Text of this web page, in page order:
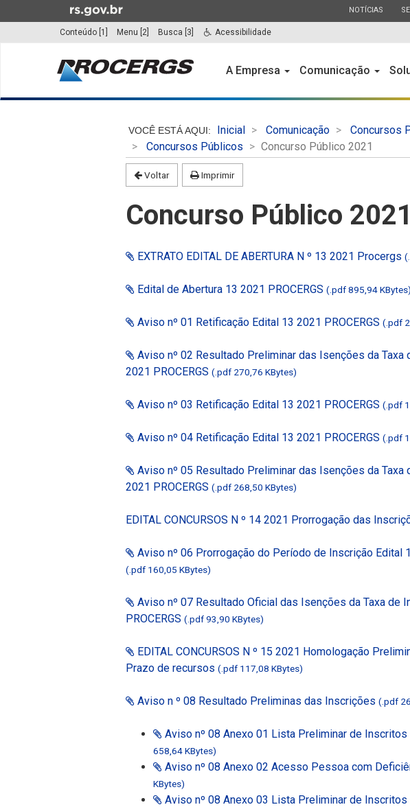
para
o
ESTADO
NOTÍCIAS
Conteúdo [1] Menu [2] Busca [3] Acessibilidade
do
A Empresa Comunicação
Inicial Comunicação
Concursos
Concursos Públicos
Concurso Público 2021
Voltar Imprimir
Concurso Público 2021
EXTRATO EDITAL DE ABERTURA N º 13 2021 Procergs
Edital de Abertura 13 2021 PROCERGS (.pdf 895,94 KBytes)
Aviso nº 01 Retificação Edital 13 2021 PROCERGS (.pdf
Aviso nº 02 Resultado Preliminar das Isenções da Taxa
2021 PROCERGS (.pdf 270,76 KBytes)
Aviso nº 03 Retificação Edital 13 2021 PROCERGS (.pdf
Aviso nº 04 Retificação Edital 13 2021 PROCERGS (.pdf
Aviso nº 05 Resultado Preliminar das Isenções da Taxa
2021 PROCERGS (.pdf 268,50 KBytes)
EDITAL CONCURSOS N º 14 2021 Prorrogação das
Aviso nº 06 Prorrogação do Período de Inscrição Edital
(.pdf 160,05 KBytes)
Aviso nº 07 Resultado Oficial das Isenções da Taxa de
PROCERGS (.pdf 93,90 KBytes)
EDITAL CONCURSOS N º 15 2021 Homologação
Prazo de recursos (.pdf 117,08 KBytes)
Aviso n º 08 Resultado Preliminas das Inscrições (.pdf
Aviso nº 08 Anexo 01 Lista Preliminar de
658,64 KBytes)
Aviso nº 08 Anexo 02 Acesso Pessoa com
KBytes)
Aviso nº 08 Anexo 03 Lista Preliminar de